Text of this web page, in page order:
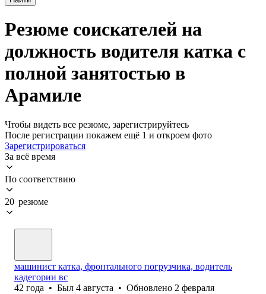
Резюме соискателей на
должность водителя катка с
полной занятостью в
Арамиле
Чтобы видеть все резюме, зарегистрируйтесь
После регистрации покажем ещё 1 и откроем фото
Зарегистрироваться
За всё время
По соответствию
20 резюме
машинист катка, фронтального погрузчика, водитель
кадегории вс
42 года • Был 4 августа • Обновлено 2 февраля